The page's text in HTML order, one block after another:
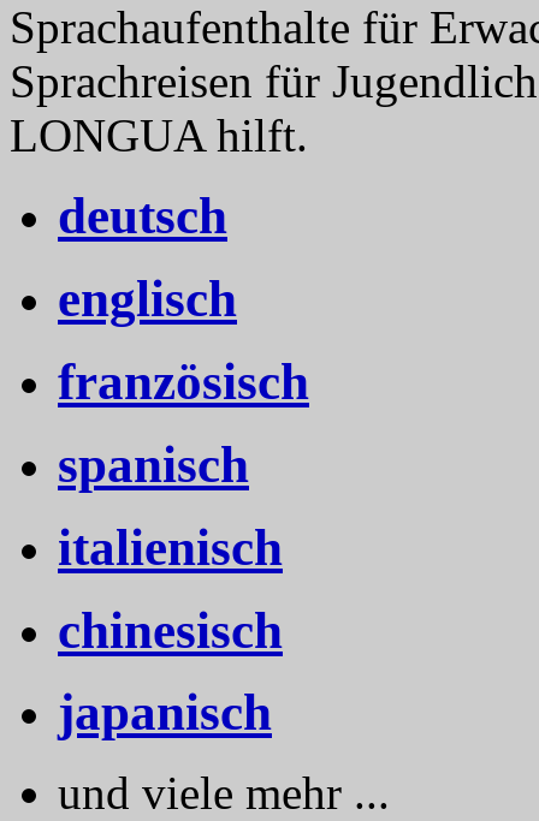
Sprachaufenthalte für
Sprachreisen für
LONGUA hilft.
deutsch
englisch
französisch
spanisch
italienisch
chinesisch
japanisch
und viele mehr ...